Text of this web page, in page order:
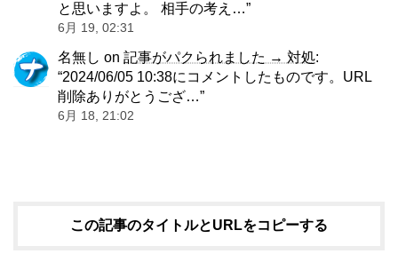
と思いますよ。 相手の考え… ”
6月 19, 02:31
名無し on 記事がパクられました → 対処:
“2024/06/05 10:38にコメントしたものです。URL
削除ありがとうござ…”
6月 18, 21:02
この記事のタイトルとURLをコピーする